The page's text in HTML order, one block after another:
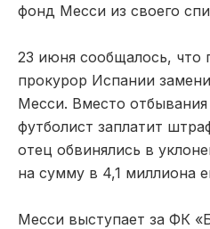
фонд Месси из своего
23 июня сообщалось, что
прокурор Испании
Месси. Вместо
футболист заплатит
отец обвинялись в
на сумму в 4,1 миллиона
Месси выступает за ФК